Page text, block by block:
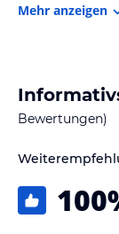
Zimmer /
Balkon, von dem
das Teatro
Gastronomie
Frühstücksbuffet
Aufschnitt und
Mehr anzeigen
Bewertungen)
100